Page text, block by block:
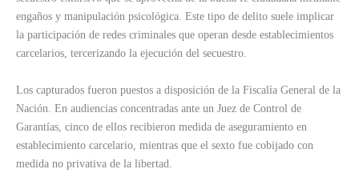
engaños y manipulación psicológica. Este tipo de delito suele implicar
la participación de redes criminales que operan desde establecimientos
carcelarios, tercerizando la ejecución del secuestro.
Los capturados fueron puestos a disposición de la Fiscalía General de la
Nación. En audiencias concentradas ante un Juez de Control de
Garantías, cinco de ellos recibieron medida de aseguramiento en
establecimiento carcelario, mientras que el sexto fue cobijado con
medida no privativa de la libertad.